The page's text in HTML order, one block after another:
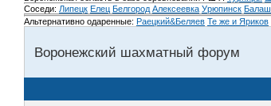
Соседи: Липецк Елец Белгород Алексеевка Урюпинск
Альтернативно одаренные: Раецкий&Беляев Те же и Яриков
Воронежский шахматный форум